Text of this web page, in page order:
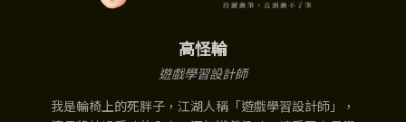
高怪輪
遊戲學習設計師
我是輪椅上的死胖子，江湖人稱「遊戲學習設計師」，